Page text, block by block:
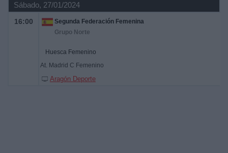
Sábado, 27/01/2024
16:00
Segunda Federación Femenina
Grupo Norte
Huesca Femenino
At. Madrid C Femenino
Aragón Deporte